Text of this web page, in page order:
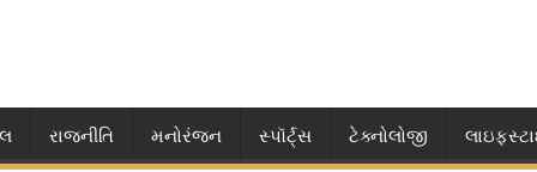
રાજનીતિ મનોરંજન સ્પૉર્ટ્સ ટેક્નોલોજી